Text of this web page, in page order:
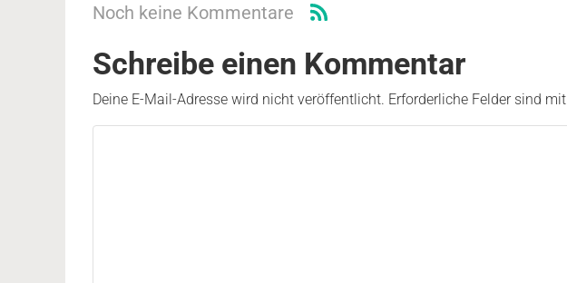
Noch keine Kommentare
Schreibe einen Kommentar
Deine E-Mail-Adresse wird nicht veröffentlicht. Erforderliche Felder sind mit